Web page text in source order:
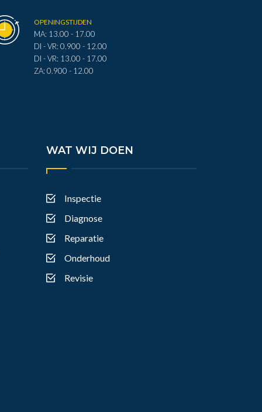
OPENINGSTIJDEN
MA: 13.00 - 17.00
DI - VR: 0.900 - 12.00
DI - VR: 13.00 - 17.00
ZA: 0.900 - 12.00
WAT WIJ DOEN
Inspectie
Diagnose
Reparatie
Onderhoud
Revisie